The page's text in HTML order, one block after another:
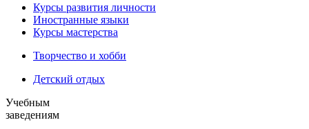
Курсы развития личности
Иностранные языки
Курсы мастерства
Творчество и хобби
Детский отдых
Учебным
заведениям